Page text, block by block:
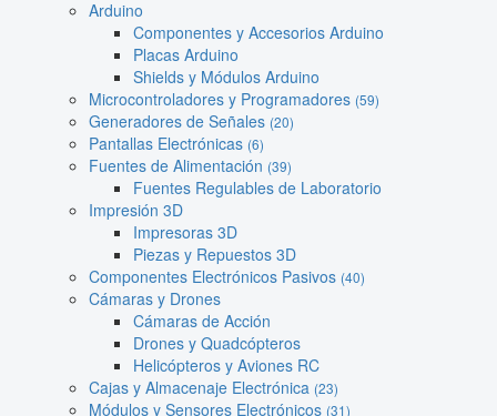
Arduino
Componentes y Accesorios Arduino
Placas Arduino
Shields y Módulos Arduino
Microcontroladores y Programadores (59)
Generadores de Señales (20)
Pantallas Electrónicas (6)
Fuentes de Alimentación (39)
Fuentes Regulables de Laboratorio
Impresión 3D
Impresoras 3D
Piezas y Repuestos 3D
Componentes Electrónicos Pasivos (40)
Cámaras y Drones
Cámaras de Acción
Drones y Quadcópteros
Helicópteros y Aviones RC
Cajas y Almacenaje Electrónica (23)
Módulos y Sensores Electrónicos (31)